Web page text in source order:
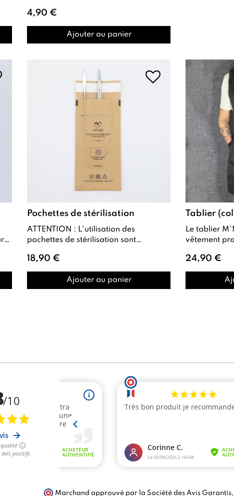
tampons stamp...
4,90 €
Ajouter au panier
Pochettes de stérilisation
ATTENTION : L'utilisation des
pochettes de stérilisation sont
stérilisateur à chal...
18,90 €
Ajouter au panier
Tablier
Le tablier M'Nails Col Chemise est un
vêtement
24,90 €
Marchand approuvé par la Société des Avis Garantis,